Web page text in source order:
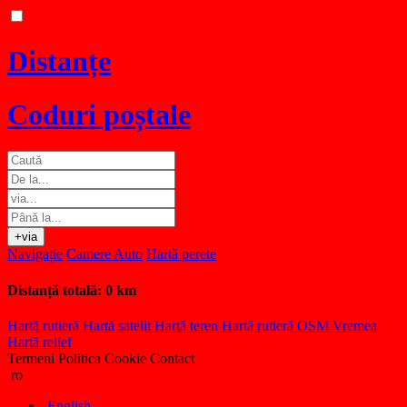
Distanțe
Coduri poștale
+via
Navigație Camere Auto Hartă perete
Distanță totală: 0 km
Hartă rutieră Hartă satelit Hartă teren Hartă rutieră OSM Vremea
Hartă relief
Termeni Politica Cookie Contact
ro